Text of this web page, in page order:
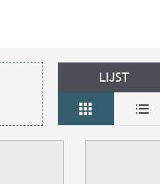
LIJST